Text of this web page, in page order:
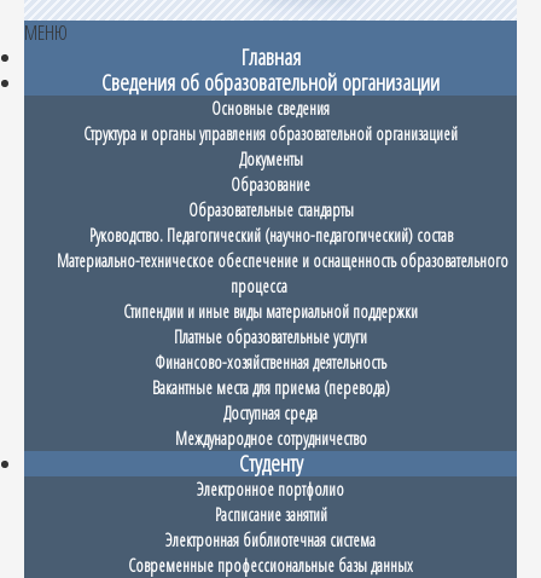
МЕНЮ
Главная
Сведения об образовательной организации
Основные сведения
Структура и органы управления образовательной организацией
Документы
Образование
Образовательные стандарты
Руководство. Педагогический (научно-педагогический) состав
Материально-техническое обеспечение и оснащенность образовательного
процесса
Стипендии и иные виды материальной поддержки
Платные образовательные услуги
Финансово-хозяйственная деятельность
Вакантные места для приема (перевода)
Доступная среда
Международное сотрудничество
Студенту
Электронное портфолио
Расписание занятий
Электронная библиотечная система
Современные профессиональные базы данных